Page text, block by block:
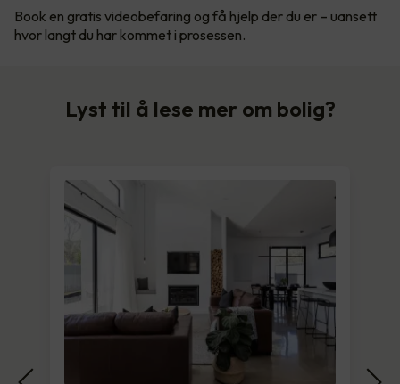
Book en gratis videobefaring og få hjelp der du er – uansett
hvor langt du har kommet i prosessen.
Lyst til å lese mer om bolig?